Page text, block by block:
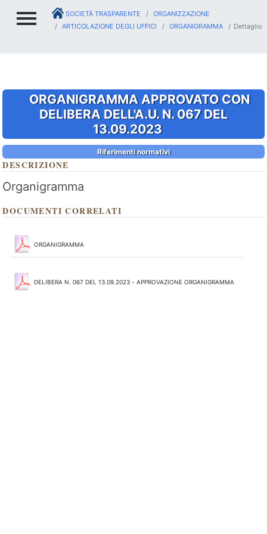
SOCIETÀ TRASPARENTE
ORGANIZZAZIONE
ARTICOLAZIONE DEGLI UFFICI
ORGANIGRAMMA Dettaglio
ORGANIGRAMMA APPROVATO CON
DELIBERA DELL'A.U. N. 067 DEL
13.09.2023
Riferimenti normativi
DESCRIZIONE
Organigramma
DOCUMENTI CORRELATI
ORGANIGRAMMA
DELIBERA N. 067 DEL 13.09.2023 - APPROVAZIONE ORGANIGRAMMA